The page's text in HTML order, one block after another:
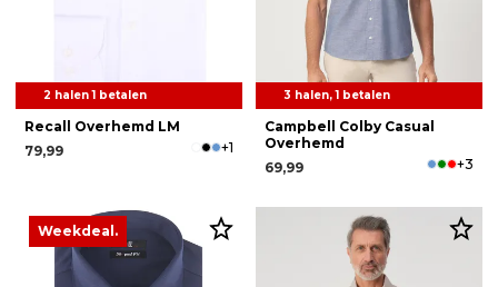
2 halen 1 betalen
Recall Overhemd LM
79,99
+1
3 halen, 1 betalen
Campbell Colby Casual
Overhemd
69,99
+3
Weekdeal.